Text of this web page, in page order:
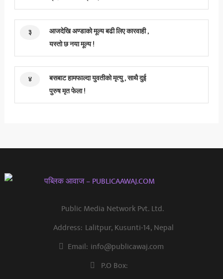
३
आजदेखि अण्डाको मूल्य बढी लिए कारवाही ,
यस्तो छ नया मूल्य !
४
बसबाट हामफाल्दा युवतीको मृत्यु , साथै दुई
पुरुष मृत फेला !
Public Media Network Pvt. Ltd.
Address: Lalitpur, Kusunti-14, Nepal
Email: info@publicawaj.com
P.O Box: